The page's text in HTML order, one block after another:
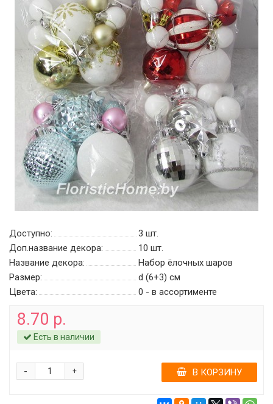
Доступно: 3 шт.
Доп.название декора:
10 шт.
Название декора:
Набор ёлочных шаров
Размер:
d (6+3) см
Цвета:
0 - в ассортименте
8.70 р.
Есть в наличии
+
- В КОРЗИНУ